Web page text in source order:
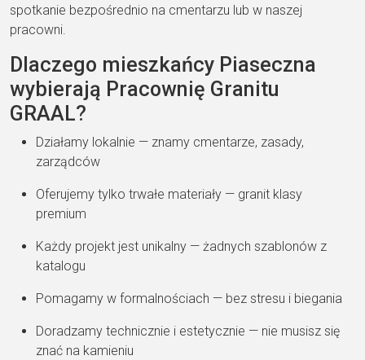
spotkanie bezpośrednio na cmentarzu lub w naszej
pracowni.
Dlaczego mieszkańcy Piaseczna
wybierają Pracownię Granitu
GRAAL?
Działamy lokalnie — znamy cmentarze, zasady,
zarządców
Oferujemy tylko trwałe materiały — granit klasy
premium
Każdy projekt jest unikalny — żadnych szablonów z
katalogu
Pomagamy w formalnościach — bez stresu i biegania
Doradzamy technicznie i estetycznie — nie musisz się
znać na kamieniu